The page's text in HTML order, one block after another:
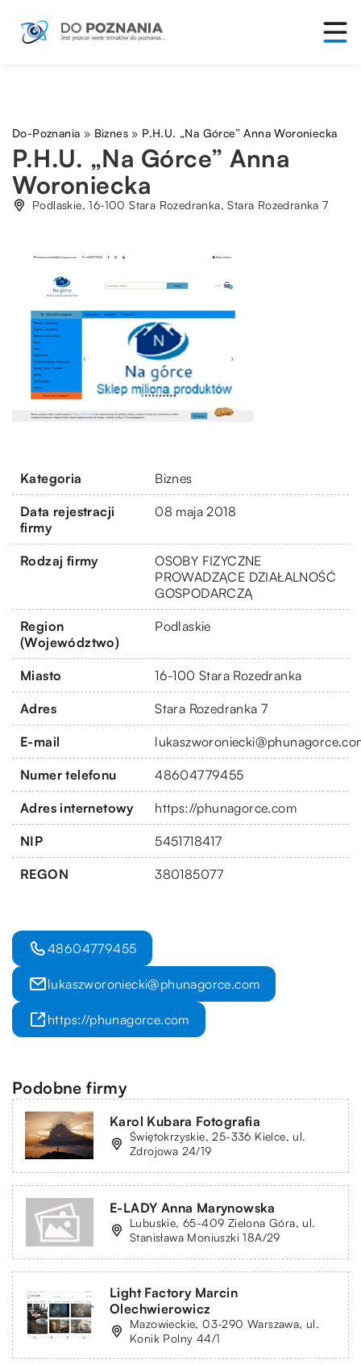
Do-Poznania » Biznes » P.H.U. „Na Górce” Anna Woroniecka
P.H.U. „Na Górce” Anna
Woroniecka
Podlaskie, 16-100 Stara Rozedranka, Stara Rozedranka 7
Kategoria Biznes
Data rejestracji
firmy
08 maja 2018
Rodzaj firmy
OSOBY FIZYCZNE
PROWADZĄCE DZIAŁALNOŚĆ
GOSPODARCZĄ
Region
(Województwo)
Podlaskie
Miasto 16-100 Stara Rozedranka
Adres Stara Rozedranka 7
E-mail
Numer telefonu 48604779455
Adres internetowy https://phunagorce.com
NIP 5451718417
REGON 380185077
48604779455
lukaszworoniecki@phunagorce.com
https://phunagorce.com
Podobne firmy
Karol Kubara Fotografia
Świętokrzyskie, 25-336 Kielce, ul.
Zdrojowa 24/19
E-LADY Anna Marynowska
Lubuskie, 65-409 Zielona Góra, ul.
Stanisława Moniuszki 18A/29
Light Factory Marcin
Olechwierowicz
Mazowieckie, 03-290 Warszawa, ul.
Konik Polny 44/1